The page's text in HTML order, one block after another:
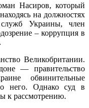
Насиров, который
на должностях
Украины, член
– коррупция в
Великобритании.
— правительство
обвинительные
него. Однако суд в
к рассмотрению.